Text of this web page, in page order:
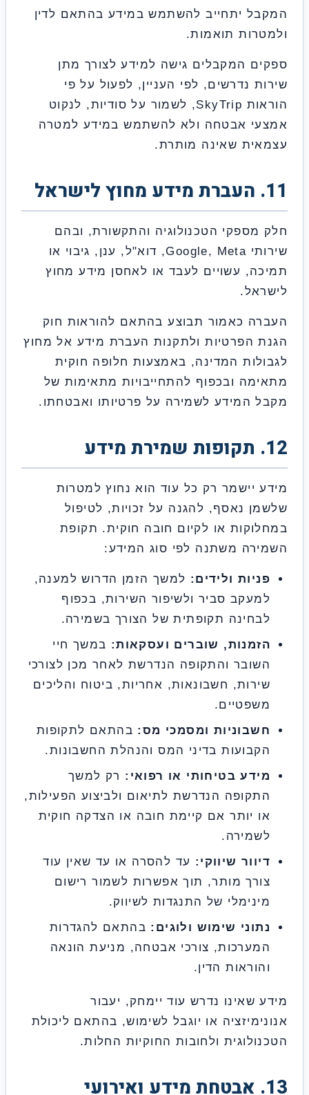
יתחייב להשתמש במידע בהתאם לדין
תואמות.
המקבלים גישה למידע לצורך מתן
נדרשים, לפי העניין, לפעול על פי
הוראות SkyTrip, לשמור על סודיות, לנקוט
אבטחה ולא להשתמש במידע למטרה
שאינה מותרת.
הטכנולוגיה והתקשורת, ובהם
שירותי Google, Meta, דוא"ל, ענן, גיבוי או
עשויים לעבד או לאחסן מידע מחוץ
כאמור תבוצע בהתאם להוראות חוק
הפרטיות ולתקנות העברת מידע אל מחוץ
המדינה, באמצעות חלופה חוקית
ובכפוף להתחייבויות מתאימות של
המידע לשמירה על פרטיותו ואבטחתו.
יישמר רק כל עוד הוא נחוץ למטרות
נאסף, להגנה על זכויות, לטיפול
או לקיום חובה חוקית. תקופת
משתנה לפי סוג המידע:
ולידים: למשך הזמן הדרוש למענה,
סביר ולשיפור השירות, בכפוף
תקופתית של הצורך בשמירה.
שוברים ועסקאות:במשך חיי
והתקופה הנדרשת לאחר מכן לצורכי
חשבונאות, אחריות, ביטוח והליכים
ומסמכי מס:בהתאם לתקופות
בדיני המס והנהלת החשבונות.
בטיחותי או רפואי:רק למשך
הנדרשת לתיאום ולביצוע הפעילות,
יותר אם קיימת חובה או הצדקה חוקית
שיווקי: עד להסרה או עד שאין עוד
מותר, תוך אפשרות לשמור רישום
של התנגדות לשיווק.
שימוש ולוגים: בהתאם להגדרות
צורכי אבטחה, מניעת הונאה
הדין.
שאינו נדרש עוד יימחק, יעבור
או יוגבל לשימוש, בהתאם ליכולת
ולחובות החוקיות החלות.
אבטחת מידע ואירועי